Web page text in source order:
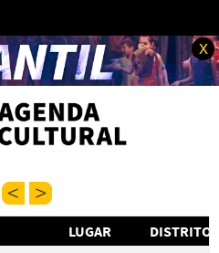
x
LUGAR DISTRITO